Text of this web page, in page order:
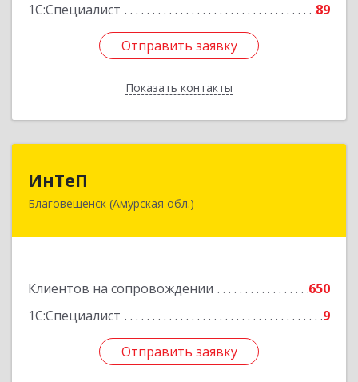
1С:Специалист
89
Отправить заявку
Показать контакты
Отправить заявку
Назад
ИнТеП
Благовещенск (Амурская обл.)
Клиентов на сопровождении
650
1С:Специалист
9
Отправить заявку
675000, Амурская обл, Благовещенск г,
Отправить заявку